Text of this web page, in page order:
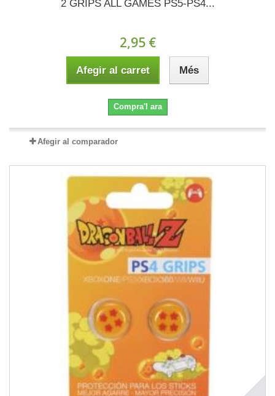
2 GRIPS ALL GAMES PS5-PS4...
2,95 €
Afegir al carret Més
Compra'l ara
Afegir al comparador